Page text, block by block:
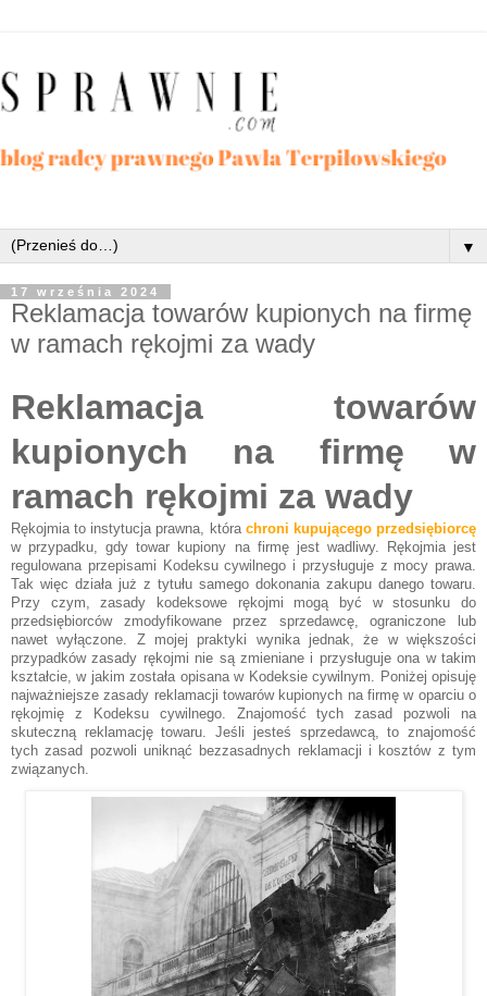
▼
17 września 2024
Reklamacja towarów kupionych na firmę
w ramach rękojmi za wady
Reklamacja towarów
kupionych na firmę w
ramach rękojmi za wady
Rękojmia to instytucja prawna, która chroni kupującego przedsiębiorcę
w przypadku, gdy towar kupiony na firmę jest wadliwy. Rękojmia jest
regulowana przepisami Kodeksu cywilnego i przysługuje z mocy prawa.
Tak więc działa już z tytułu samego dokonania zakupu danego towaru.
Przy czym, zasady kodeksowe rękojmi mogą być w stosunku do
przedsiębiorców zmodyfikowane przez sprzedawcę, ograniczone lub
nawet wyłączone. Z mojej praktyki wynika jednak, że w większości
przypadków zasady rękojmi nie są zmieniane i przysługuje ona w takim
kształcie, w jakim została opisana w Kodeksie cywilnym. Poniżej opisuję
najważniejsze zasady reklamacji towarów kupionych na firmę w oparciu o
rękojmię z Kodeksu cywilnego. Znajomość tych zasad pozwoli na
skuteczną reklamację towaru. Jeśli jesteś sprzedawcą, to znajomość
tych zasad pozwoli uniknąć bezzasadnych reklamacji i kosztów z tym
związanych.